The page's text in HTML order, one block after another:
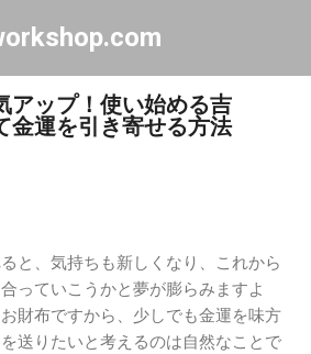
メイン コンテンツに移動
アップ！使い始める吉
金運を引き寄せる方法
と、気持ちも新しくなり、これから
っていこうかと夢が膨らみますよ
財布ですから、少しでも金運を味方
送りたいと考えるのは自然なことで